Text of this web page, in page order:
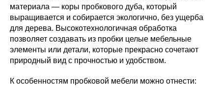
материала — коры пробкового дуба, который
выращивается и собирается экологично, без ущерба
для дерева. Высокотехнологичная обработка
позволяет создавать из пробки целые мебельные
элементы или детали, которые прекрасно сочетают
природный вид с прочностью и удобством.
К особенностям пробковой мебели можно отнести: